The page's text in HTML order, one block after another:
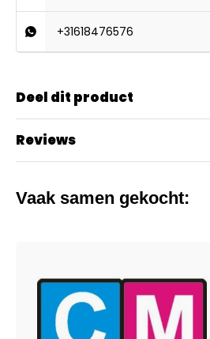
+31618476576
Deel dit product
Reviews
Vaak samen gekocht: